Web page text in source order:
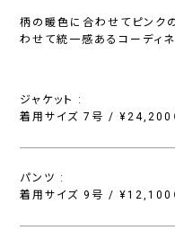
柄の暖色に合わせてピンク
わせて統一感あるコーディネ
ジャケット :
着用サイズ 7号 / ¥24,200（
パンツ :
着用サイズ 9号 / ¥12,100（